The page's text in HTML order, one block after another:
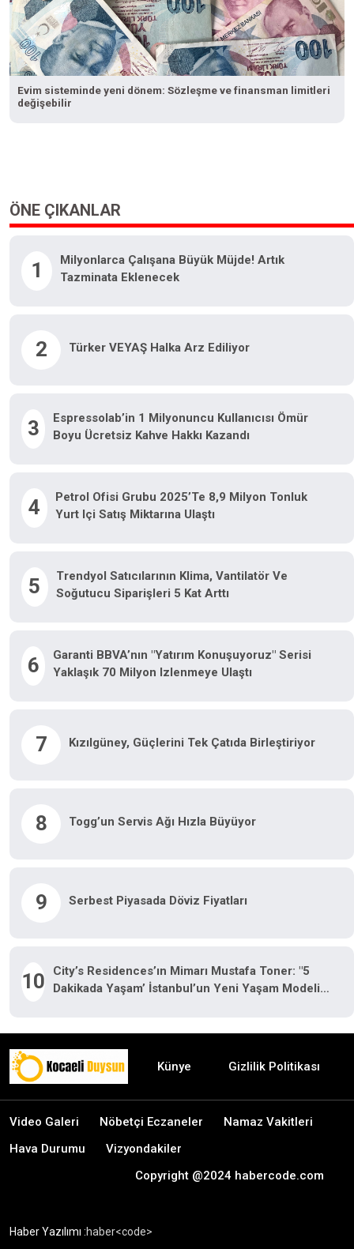
Evim sisteminde yeni dönem: Sözleşme ve finansman limitleri
değişebilir
ÖNE ÇIKANLAR
1
Milyonlarca Çalışana Büyük Müjde! Artık
Tazminata Eklenecek
2 Türker VEYAŞ Halka Arz Ediliyor
3
Espressolab’in 1 Milyonuncu Kullanıcısı Ömür
Boyu Ücretsiz Kahve Hakkı Kazandı
4
Petrol Ofisi Grubu 2025’te 8,9 Milyon Tonluk
Yurt Içi Satış Miktarına Ulaştı
5
Trendyol Satıcılarının Klima, Vantilatör Ve
Soğutucu Siparişleri 5 Kat Arttı
6
Garanti BBVA’nın "Yatırım Konuşuyoruz" Serisi
Yaklaşık 70 Milyon Izlenmeye Ulaştı
7 Kızılgüney, Güçlerini Tek Çatıda Birleştiriyor
8 Togg’un Servis Ağı Hızla Büyüyor
9 Serbest Piyasada Döviz Fiyatları
10
City’s Residences’ın Mimarı Mustafa Toner: "5
Dakikada Yaşam’ İstanbul’un Yeni Yaşam Modeli
Künye Gizlilik Politikası
Video Galeri Nöbetçi Eczaneler
Namaz Vakitleri
Hava Durumu
Vizyondakiler
Copyright @2024 habercode.com
Haber Yazılımı :haber<code>